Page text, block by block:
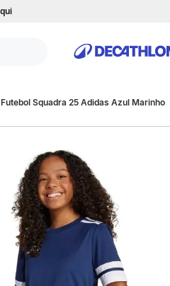
Squadra 25 Adidas Azul Marinho